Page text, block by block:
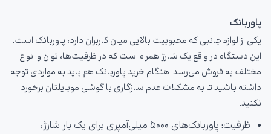
پاوربانک
یکی از لوازم‌جانبی که محبوبیت بالایی میان کاربران دارد، پاوربانک است.
این دستگاه در واقع یک شارژ همراه است که در ظرفیت‌ها، توان و انواع
مختلف به فروش می‌رسد. هنگام خرید پاوربانک هم باید به مواردی توجه
داشته باشید تا به مشکلات عدم سازگاری با گوشی موبایلتان برخورد
نکنید.
ظرفیت: پاوربانک‌های ۵۰۰۰ میلی‌آمپری برای یک بار شارژ،